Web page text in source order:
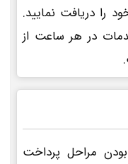
را دریافت نمایید.
در هر ساعت از
مراحل پرداخت